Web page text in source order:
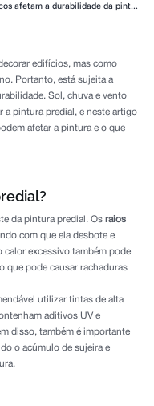
Pintura predial: Como os fatores climáticos afetam a durabilidade da pintura predial?
edifícios, mas como
Portanto, está sujeita a
Sol, chuva e vento
a pintura predial, e neste artigo
afetar a pintura e o que
da pintura predial. Os raios
com que ela desbote e
calor excessivo também pode
que pode causar rachaduras
utilizar tintas de alta
aditivos UV e
disso, também é importante
o acúmulo de sujeira e